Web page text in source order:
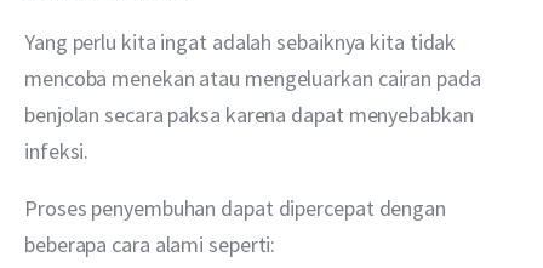
Yang perlu kita ingat adalah sebaiknya kita tidak
mencoba menekan atau mengeluarkan cairan pada
benjolan secara paksa karena dapat menyebabkan
infeksi.
Proses penyembuhan dapat dipercepat dengan
beberapa cara alami seperti: